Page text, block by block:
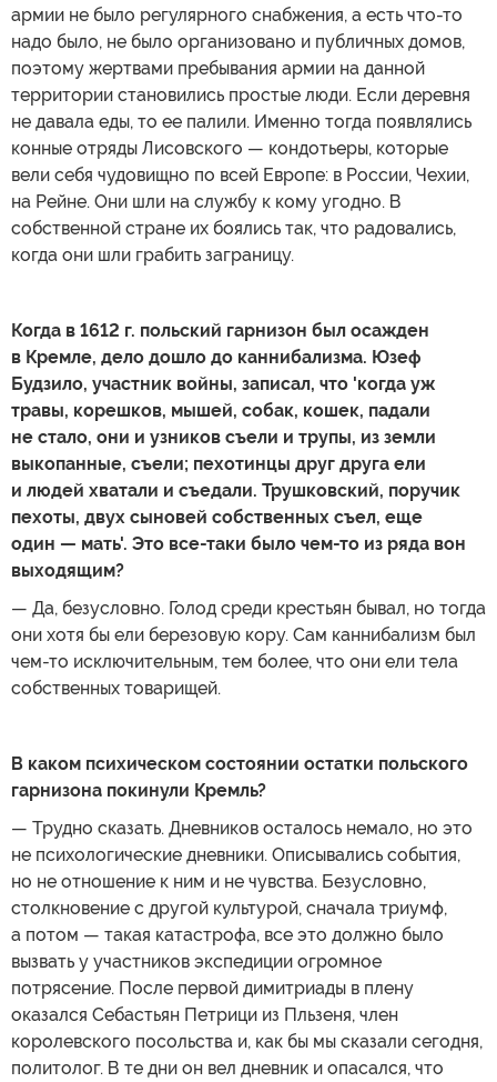
армии не было регулярного снабжения, а есть что-то
надо было, не было организовано и публичных домов,
поэтому жертвами пребывания армии на данной
территории становились простые люди. Если деревня
не давала еды, то ее палили. Именно тогда появлялись
конные отряды Лисовского — кондотьеры, которые
вели себя чудовищно по всей Европе: в России, Чехии,
на Рейне. Они шли на службу к кому угодно. В
собственной стране их боялись так, что радовались,
когда они шли грабить заграницу.
Когда в 1612 г. польский гарнизон был осажден
в Кремле, дело дошло до каннибализма. Юзеф
Будзило, участник войны, записал, что 'когда уж
травы, корешков, мышей, собак, кошек, падали
не стало, они и узников съели и трупы, из земли
выкопанные, съели; пехотинцы друг друга ели
и людей хватали и съедали. Трушковский, поручик
пехоты, двух сыновей собственных съел, еще
один — мать'. Это все-таки было чем-то из ряда вон
выходящим?
— Да, безусловно. Голод среди крестьян бывал, но тогда
они хотя бы ели березовую кору. Сам каннибализм был
чем-то исключительным, тем более, что они ели тела
собственных товарищей.
В каком психическом состоянии остатки польского
гарнизона покинули Кремль?
— Трудно сказать. Дневников осталось немало, но это
не психологические дневники. Описывались события,
но не отношение к ним и не чувства. Безусловно,
столкновение с другой культурой, сначала триумф,
а потом — такая катастрофа, все это должно было
вызвать у участников экспедиции огромное
потрясение. После первой димитриады в плену
оказался Себастьян Петрици из Пльзеня, член
королевского посольства и, как бы мы сказали сегодня,
политолог. В те дни он вел дневник и опасался, что